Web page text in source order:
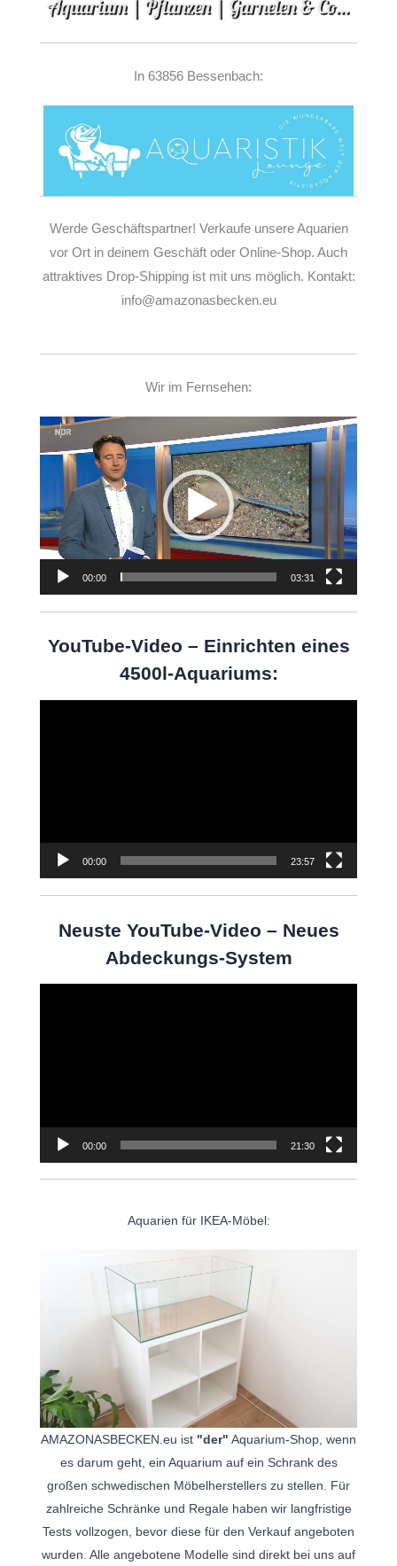
In 63856 Bessenbach:
Werde Geschäftspartner! Verkaufe unsere Aquarien
vor Ort in deinem Geschäft oder Online-Shop. Auch
attraktives Drop-Shipping ist mit uns möglich. Kontakt:
info@amazonasbecken.eu
Wir im Fernsehen:
Player
00:00 03:31
YouTube-Video – Einrichten eines
4500l-Aquariums:
00:00 23:57
Neuste YouTube-Video – Neues
Abdeckungs-System
00:00 21:30
Aquarien für IKEA-Möbel:
AMAZONASBECKEN.eu ist "der" Aquarium-Shop, wenn
es darum geht, ein Aquarium auf ein Schrank des
großen schwedischen Möbelherstellers zu stellen. Für
zahlreiche Schränke und Regale haben wir langfristige
Tests vollzogen, bevor diese für den Verkauf angeboten
wurden. Alle angebotene Modelle sind direkt bei uns auf